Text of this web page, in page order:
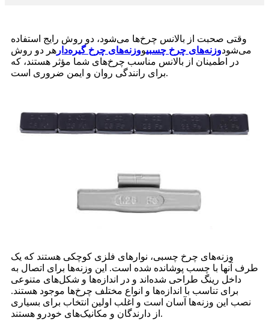
وقتی صحبت از بالانس چرخ‌ها می‌شود، دو روش رایج استفاده
می‌شودوزنه‌های چرخ چسبیووزنه‌های چرخ گیره‌دار هر دو روش
در اطمینان از بالانس مناسب چرخ‌های شما مؤثر هستند، که
برای رانندگی روان و ایمن ضروری است.
وزنه‌های چرخ چسبی، نوارهای فلزی کوچکی هستند که یک
طرف آنها با چسب پوشانده شده است. این وزنه‌ها برای اتصال به
داخل رینگ طراحی شده‌اند و در اندازه‌ها و شکل‌های متنوعی
برای تناسب با اندازه‌ها و انواع مختلف چرخ‌ها موجود هستند.
نصب این وزنه‌ها آسان است و اغلب اولین انتخاب برای بسیاری
از دارندگان و مکانیک‌های خودرو هستند.